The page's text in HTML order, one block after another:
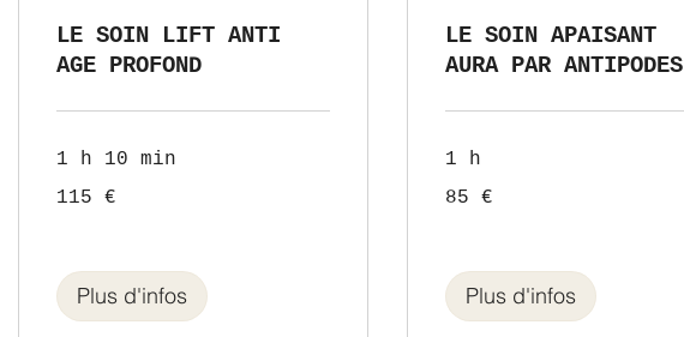
LE SOIN LIFT ANTI
AGE PROFOND
1 h 10 min
euros
115 €
Plus d'infos
LE SOIN APAISANT
AURA PAR ANTIPODES
1 h
euros
85 €
Plus d'infos